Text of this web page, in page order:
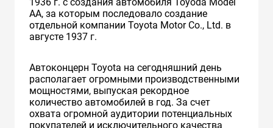
AA, за которым последовало создание
отдельной компании Toyota Motor Co., Ltd. в
августе 1937 г.
Автоконцерн Toyota на сегодняшний день
располагает огромными производственными
мощностями, выпуская рекордное
количество автомобилей в год. За счет
охвата огромной аудитории потенциальных
покупателей и исключительного качества